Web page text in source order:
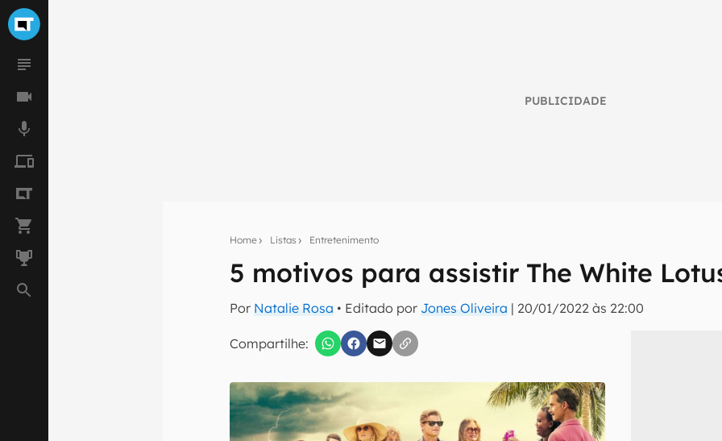
PUBLICIDADE
Home Listas Entretenimento
5 motivos para assistir The White
Por Natalie Rosa • Editado por Jones Oliveira | 20/01/2022 às 22:00
Compartilhe:
Seu resumo inteligente do mundo tech!
Assine a newsletter do Canaltech e receba notícias e reviews sobre tecnologia
inscreva-se